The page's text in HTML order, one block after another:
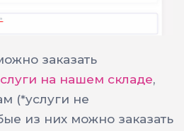
заказать
на нашем складе,
(*услуги не
из них можно заказать